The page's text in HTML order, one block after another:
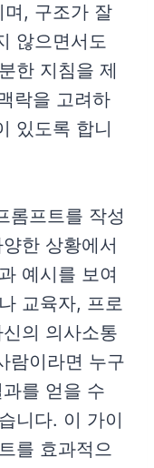
며, 구조가 잘
않으면서도
한 지침을 제
락을 고려하
있도록 합니
롬프트를 작성
한 상황에서
예시를 보여
교육자, 프로
의 의사소통
람이라면 누구
를 얻을 수
니다. 이 가이
를 효과적으